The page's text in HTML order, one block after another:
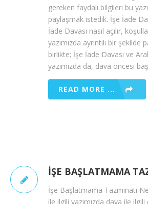
gereken faydalı bilgileri bu
paylaşmak istedik. İşe İade
İade Davası nasıl açılır,
yazımızda ayrıntılı bir şekilde
birlikte; İşe İade Davası ve
yazımızda da, dava öncesi
READ MORE ...
İŞE BAŞLATMAMA
İşe Başlatmama Tazminatı
ile ilgili yazımızda dava ile ilgili